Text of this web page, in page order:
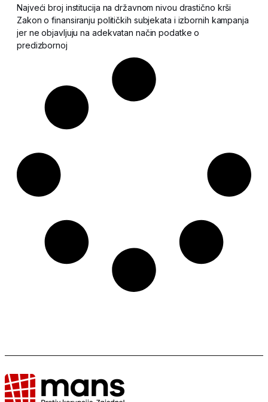
Najveći broj institucija na državnom nivou drastično krši
Zakon o finansiranju političkih subjekata i izbornih kampanja
jer ne objavljuju na adekvatan način podatke o
predizbornoj